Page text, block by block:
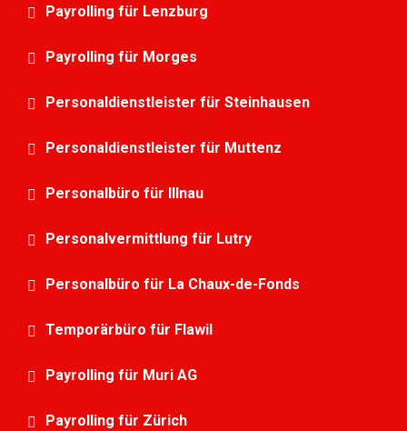
Payrolling für Lenzburg
Payrolling für Morges
Personaldienstleister für Steinhausen
Personaldienstleister für Muttenz
Personalbüro für Illnau
Personalvermittlung für Lutry
Personalbüro für La Chaux-de-Fonds
Temporärbüro für Flawil
Payrolling für Muri AG
Payrolling für Zürich